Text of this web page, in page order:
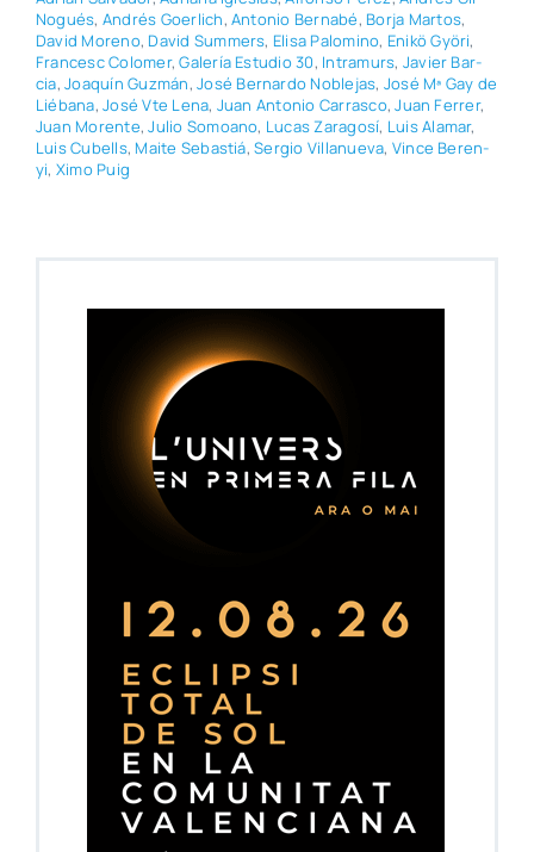
Nogués, Andrés Goer­lich,Anto­nio Ber­na­bé, Bor­ja Mar­tos,
David Moreno, David Sum­mers, Eli­sa Palo­mino, Enikö Gyö­ri,
Fran­cesc Colo­mer,Gale­ría Estu­dio 30, Intra­murs, Javier Bar­
cia,Joa­quín Guz­mán,José Ber­nar­do Noble­jas, José Mª Gay de
Lié­ba­na,José Vte Lena, Juan Anto­nio Carras­co,Juan Ferrer,
Juan Moren­te,Julio Somoano, Lucas Zara­go­sí, Luis Ala­mar,
Luis Cubells, Mai­te Sebas­tiá,Ser­gio Villa­nue­va, Vin­ce Beren­
yi, Ximo Puig